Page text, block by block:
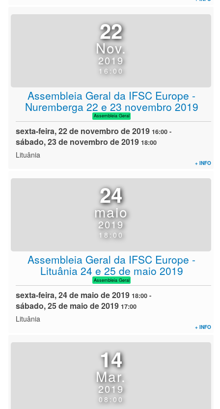
22
Nov.
2019
16:00
Assembleia Geral da IFSC Europe -
Nuremberga 22 e 23 novembro 2019
Assembleia Geral
sexta-feira, 22 de novembro de 2019 16:00 -
sábado, 23 de novembro de 2019 18:00
Lituânia
+ INFO
24
maio
2019
18:00
Assembleia Geral da IFSC Europe -
Lituânia 24 e 25 de maio 2019
Assembleia Geral
sexta-feira, 24 de maio de 2019 18:00 -
sábado, 25 de maio de 2019 17:00
Lituânia
+ INFO
14
Mar.
2019
08:00